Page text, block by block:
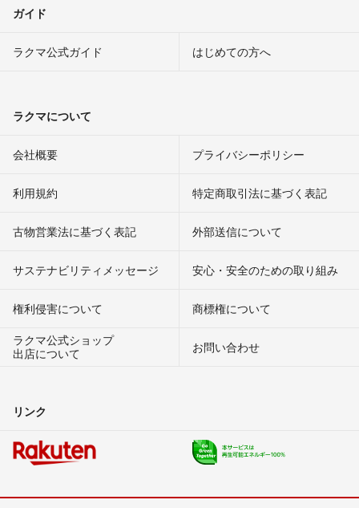
ガイド
ラクマ公式ガイド はじめての方へ
ラクマについて
会社概要 プライバシーポリシー
利用規約 特定商取引法に基づく表記
古物営業法に基づく表記 外部送信について
サステナビリティメッセージ 安心・安全のための取り組み
権利侵害について
商標権について
ラクマ公式ショップ
出店について
お問い合わせ
リンク